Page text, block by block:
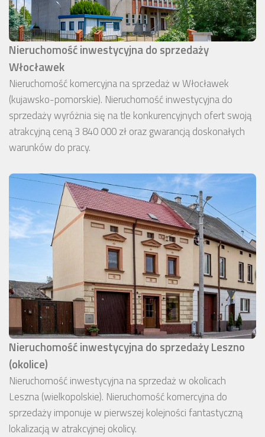
Nieruchomość inwestycyjna do sprzedaży
Włocławek
Nieruchomość komercyjna na sprzedaż w Włocławek
(kujawsko-pomorskie). Nieruchomość inwestycyjna do
sprzedaży wyróżnia się na tle konkurencyjnych ofert swoją
atrakcyjną ceną 3 840 000 zł oraz gwarancją doskonałych
warunków do pracy.
Nieruchomość inwestycyjna do sprzedaży Leszno
(okolice)
Nieruchomość inwestycyjna na sprzedaż w okolicach
Leszna (wielkopolskie). Nieruchomość komercyjna do
sprzedaży imponuje w pierwszej kolejności fantastyczną
lokalizacją w atrakcyjnej okolicy.